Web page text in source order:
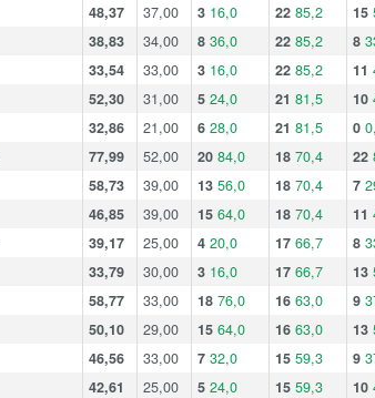
48,37 37,00 3 16,0 22 85,2 15
38,83 34,00 8 36,0 22 85,2 8
33,54 33,00 3 16,0 22 85,2 11
52,30 31,00 5 24,0 21 81,5 10
32,86 21,00 6 28,0 21 81,5 0
77,99 52,00 20 84,0 18 70,4 22
58,73 39,00 13 56,0 18 70,4 7
46,85 39,00 15 64,0 18 70,4 11
39,17 25,00 4 20,0 17 66,7 8
33,79 30,00 3 16,0 17 66,7 13
58,77 33,00 18 76,0 16 63,0 9
50,10 29,00 15 64,0 16 63,0 13
46,56 33,00 7 32,0 15 59,3 9
42,61 25,00 5 24,0 15 59,3 10